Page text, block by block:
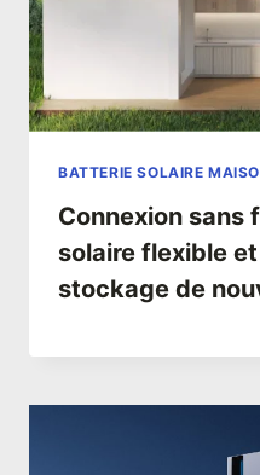
BATTERIE SOLAIRE
Connexion sans
solaire flexible
stockage de